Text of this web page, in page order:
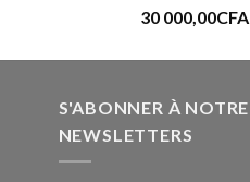
Note5.00
30 000,00CFA
S'ABONNER À NOTRE
NEWSLETTERS